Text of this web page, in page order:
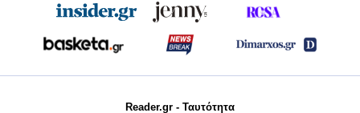
Reader.gr - Ταυτότητα